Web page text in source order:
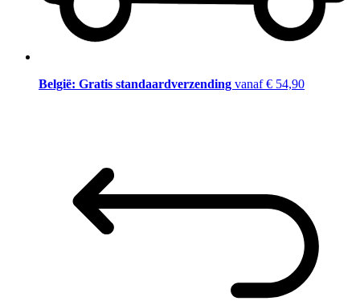
België: Gratis standaardverzending vanaf € 54,90